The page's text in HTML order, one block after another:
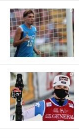
0
0